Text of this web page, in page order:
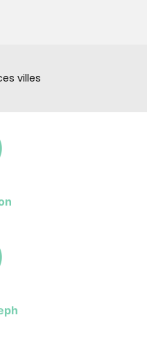
villes